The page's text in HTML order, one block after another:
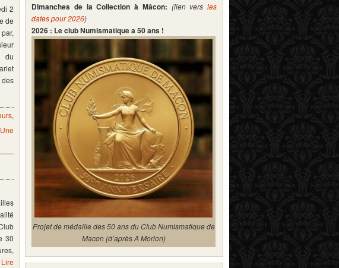
2
de
du
des
,
Une
30
Lire
Dimanches de la Collection à Mâcon: (lien vers les
dates pour 2026)
2026 : Le club Numismatique a 50 ans !
Projet de médaille des 50 ans du Club Numismatique de
Macon (d’après A Morlon)